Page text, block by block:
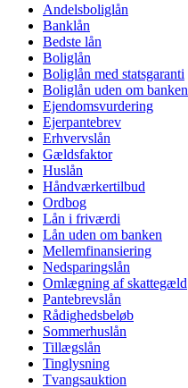
Andelsboliglån
Banklån
Bedste lån
Boliglån
Boliglån med statsgaranti
Boliglån uden om banken
Ejendomsvurdering
Ejerpantebrev
Erhvervslån
Gældsfaktor
Huslån
Håndværkertilbud
Ordbog
Lån i friværdi
Lån uden om banken
Mellemfinansiering
Nedsparingslån
Omlægning af skattegæld
Pantebrevslån
Rådighedsbeløb
Sommerhuslån
Tillægslån
Tinglysning
Tvangsauktion